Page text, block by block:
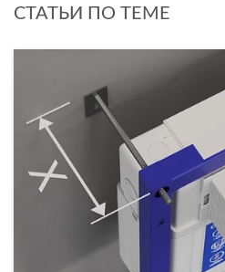
Глубина, см
—
СТАТЬИ ПО ТЕМЕ